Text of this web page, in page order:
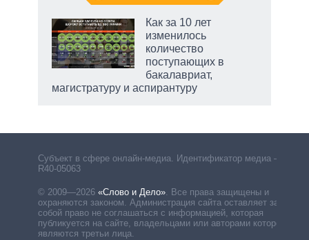
Как за 10 лет
изменилось
количество
поступающих в
бакалавриат,
магистратуру и аспирантуру
Субъект в сфере онлайн-медиа. Идентификатор медиа –
R40-05063
© 2009—2026 «Слово и Дело». Все права защищены и
охраняются законом. Администрация сайта оставляет за
собой право не соглашаться с информацией, которая
публикуется на сайте, владельцами или авторами которой
являются третьи лица.